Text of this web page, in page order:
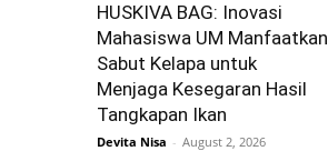
HUSKIVA BAG: Inovasi
Mahasiswa UM Manfaatkan
Sabut Kelapa untuk
Menjaga Kesegaran Hasil
Tangkapan Ikan
Devita Nisa - August 2, 2026